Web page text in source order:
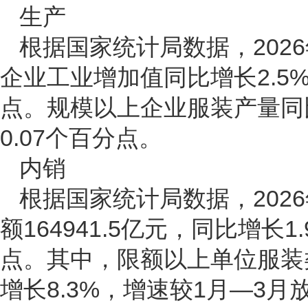
生产
根据国家统计局数据，
企业工业增加值同比增长
点。规模以上企业服装产量
0.07个百分点。
内销
根据国家统计局数据，
额164941.5亿元，同比增长
点。其中，限额以上单位服
增长8.3%，增速较1月—3月